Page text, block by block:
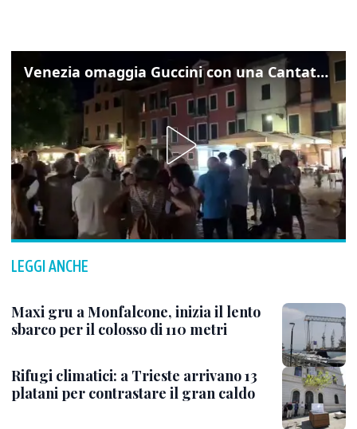
Venezia omaggia Guccini con una Cantata Anarchica in campo Santa Margherita
LEGGI ANCHE
Maxi gru a Monfalcone, inizia il lento
sbarco per il colosso di 110 metri
Rifugi climatici: a Trieste arrivano 13
platani per contrastare il gran caldo